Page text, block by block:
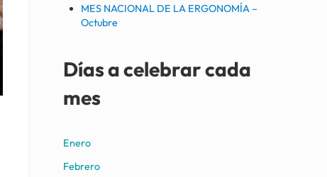
MES NACIONAL DE LA ERGONOMÍA –
Octubre
Días a celebrar cada
mes
Enero
Febrero